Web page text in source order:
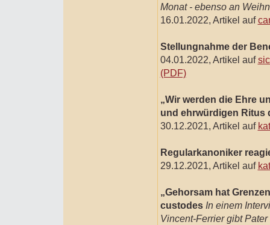
Monat - ebenso an
16.01.2022, Artikel auf
Stellungnahme der
04.01.2022, Artikel auf
(PDF)
„Wir werden die Ehre
und ehrwürdigen Ritus
30.12.2021, Artikel auf
Regularkanoniker
29.12.2021, Artikel auf
„Gehorsam hat
custodes In einem
Vincent-Ferrier gibt